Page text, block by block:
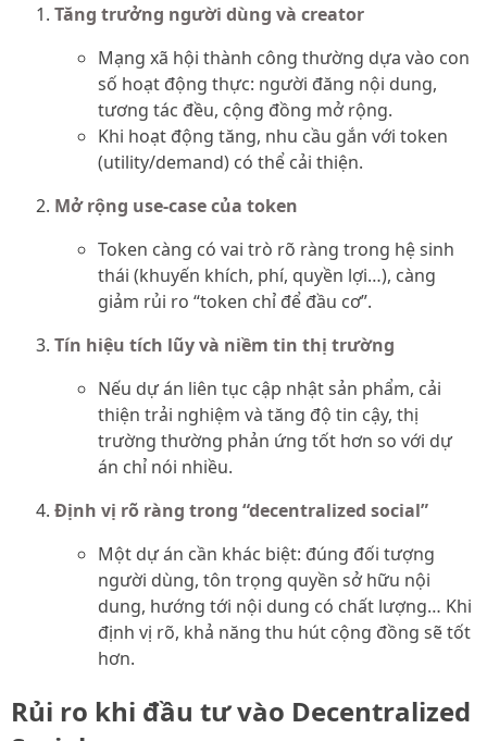
Tăng trưởng người dùng và creator
Mạng xã hội thành công thường dựa vào con
số hoạt động thực: người đăng nội dung,
tương tác đều, cộng đồng mở rộng.
Khi hoạt động tăng, nhu cầu gắn với token
(utility/demand) có thể cải thiện.
Mở rộng use-case của token
Token càng có vai trò rõ ràng trong hệ sinh
thái (khuyến khích, phí, quyền lợi…), càng
giảm rủi ro “token chỉ để đầu cơ”.
Tín hiệu tích lũy và niềm tin thị trường
Nếu dự án liên tục cập nhật sản phẩm, cải
thiện trải nghiệm và tăng độ tin cậy, thị
trường thường phản ứng tốt hơn so với dự
án chỉ nói nhiều.
Định vị rõ ràng trong “decentralized social”
Một dự án cần khác biệt: đúng đối tượng
người dùng, tôn trọng quyền sở hữu nội
dung, hướng tới nội dung có chất lượng… Khi
định vị rõ, khả năng thu hút cộng đồng sẽ tốt
hơn.
Rủi ro khi đầu tư vào Decentralized